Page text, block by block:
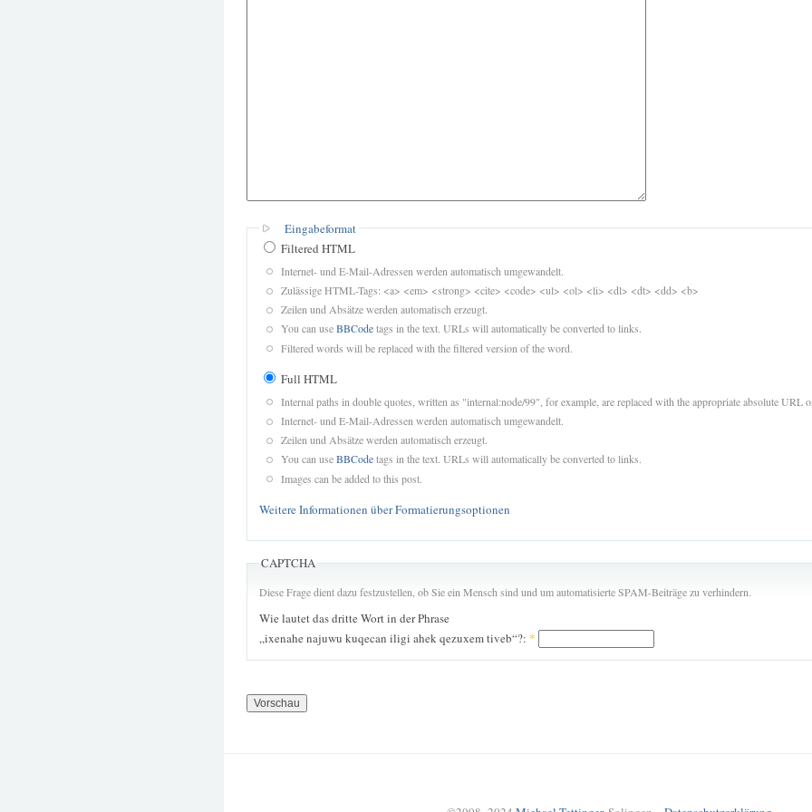
Eingabeformat
Filtered HTML
Internet- und E-Mail-Adressen werden automatisch umgewandelt.
Zulässige HTML-Tags: <a> <em> <strong> <cite> <code> <ul> <ol> <li> <dl> <dt> <dd> <b>
Zeilen und Absätze werden automatisch erzeugt.
You can useBBCodetags in the text. URLs will automatically be converted to links.
Filtered words will be replaced with the filtered version of the word.
Full HTML
Internal paths in double quotes, written as "internal:node/99", for example, are replaced with the appropriate absolute URL
Internet- und E-Mail-Adressen werden automatisch umgewandelt.
Zeilen und Absätze werden automatisch erzeugt.
You can useBBCodetags in the text. URLs will automatically be converted to links.
Images can be added to this post.
Weitere Informationen über Formatierungsoptionen
CAPTCHA
Diese Frage dient dazu festzustellen, ob Sie ein Mensch sind und um automatisierte SPAM-Beiträge zu verhindern.
Wie lautet das dritte Wort in der Phrase
„ixenahe najuwu kuqecan iligi ahek qezuxem tiveb“?: *